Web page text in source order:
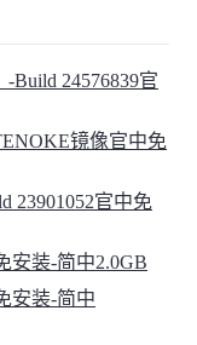
-Build 24576839官
镜像官中免
23901052官中免
安装-简中2.0GB
安装-简中